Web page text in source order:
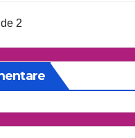
2